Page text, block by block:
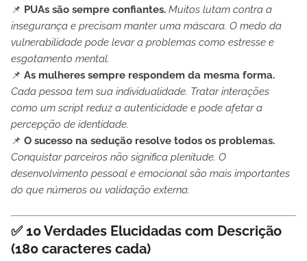
📌 PUAs são sempre confiantes. Muitos lutam contra a
insegurança e precisam manter uma máscara. O medo da
vulnerabilidade pode levar a problemas como estresse e
esgotamento mental.
📌 As mulheres sempre respondem da mesma forma.
Cada pessoa tem sua individualidade. Tratar interações
como um script reduz a autenticidade e pode afetar a
percepção de identidade.
📌 O sucesso na sedução resolve todos os problemas.
Conquistar parceiros não significa plenitude. O
desenvolvimento pessoal e emocional são mais importantes
do que números ou validação externa.
✅ 10 Verdades Elucidadas com Descrição
(180 caracteres cada)